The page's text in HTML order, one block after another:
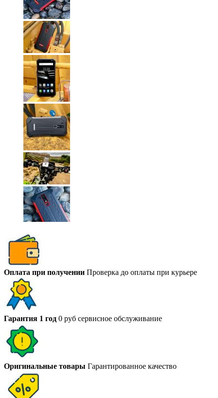
Оплата при получении Проверка до оплаты при курьере
Гарантия 1 год 0 руб сервисное обслуживание
Оригинальные товары Гарантированное качество